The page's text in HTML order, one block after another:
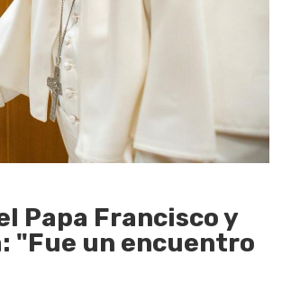
Papa Francisco y
"Fue un encuentro